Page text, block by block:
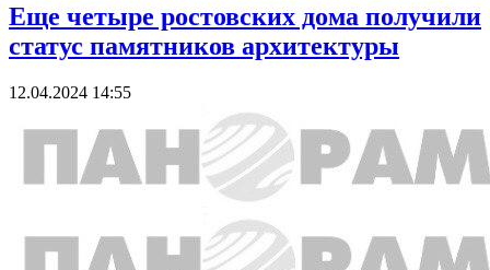
Еще четыре ростовских дома получили
статус памятников архитектуры
12.04.2024 14:55